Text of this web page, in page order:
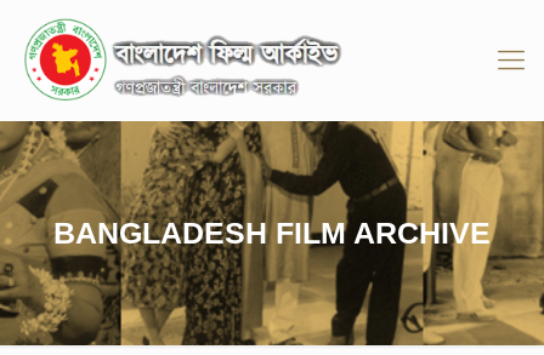
BANGLADESH FILM ARCHIVE